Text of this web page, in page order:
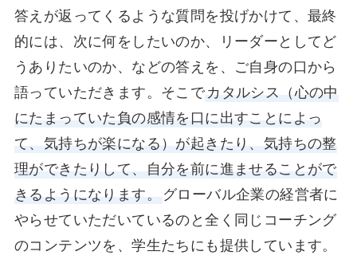
答えが返ってくるような質問を投げかけて、最終
的には、次に何をしたいのか、リーダーとしてど
うありたいのか、などの答えを、ご自身の口から
語っていただきます。そこでカタルシス（心の中
にたまっていた負の感情を口に出すことによっ
て、気持ちが楽になる）が起きたり、気持ちの整
理ができたりして、自分を前に進ませることがで
きるようになります。
グローバル企業の経営者に
やらせていただいているのと全く同じコーチング
のコンテンツを、学生たちにも提供しています。